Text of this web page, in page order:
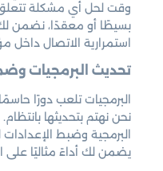
وقت لحل أي مشكلة تتعلق
بسيطًا أو معقدًا، نضمن
استمرارية الاتصال
تحديث البرمجيات
البرمجيات تلعب دورًا
نحن نهتم بتحديثها
البرمجية وضبط الإعدادات
يضمن لك أداءً مثاليًا على